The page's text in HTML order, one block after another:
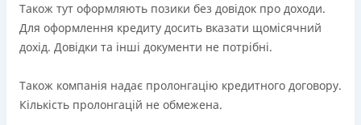
Також тут оформляють позики без довідок про доходи.
Для оформлення кредиту досить вказати щомісячний
дохід. Довідки та інші документи не потрібні.
Також компанія надає пролонгацію кредитного договору.
Кількість пролонгацій не обмежена.